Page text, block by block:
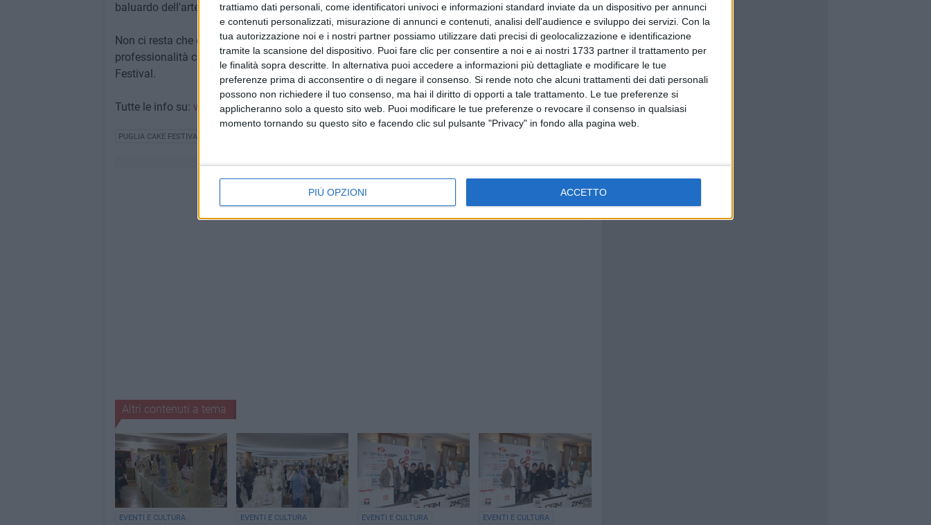
trattiamo dati personali, come identificatori univoci e informazioni standard inviate da un dispositivo per annunci
e contenuti personalizzati, misurazione di annunci e contenuti, analisi dell'audience e sviluppo dei servizi. Con la
tua autorizzazione noi e i nostri partner possiamo utilizzare dati precisi di geolocalizzazione e identificazione
tramite la scansione del dispositivo. Puoi fare clic per consentire a noi e ai nostri 1733 partner il trattamento per
le finalità sopra descritte. In alternativa puoi accedere a informazioni più dettagliate e modificare le tue
preferenze prima di acconsentire o di negare il consenso. Si rende noto che alcuni trattamenti dei dati personali
possono non richiedere il tuo consenso, ma hai il diritto di opporti a tale trattamento. Le tue preferenze si
applicheranno solo a questo sito web. Puoi modificare le tue preferenze o revocare il consenso in qualsiasi
momento tornando su questo sito e facendo clic sul pulsante "Privacy" in fondo alla pagina web.
PIÙ OPZIONI ACCETTO
baluardo dell'arte del cake design».
Non ci resta che dare il via a questo coro di bellezza e magia lasciandoci trasportare dalla
professionalità che urla la sua passione. Appuntamento al 29 e 30 settembre con il Puglia Cake
Festival.
Tutte le info su: www.pugliacakefestival.it
PUGLIA CAKE FESTIVAL
Altri contenuti a tema
EVENTI E CULTURA EVENTI E CULTURA EVENTI E CULTURA EVENTI E CULTURA